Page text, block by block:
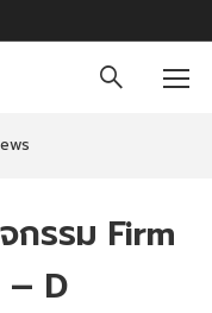
กรรม Firm
D